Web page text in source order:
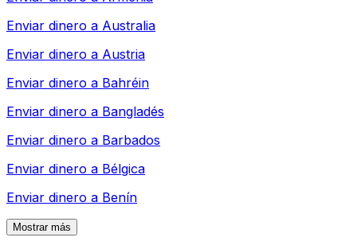
Enviar dinero a Australia
Enviar dinero a Austria
Enviar dinero a Bahréin
Enviar dinero a Bangladés
Enviar dinero a Barbados
Enviar dinero a Bélgica
Enviar dinero a Benín
Mostrar más